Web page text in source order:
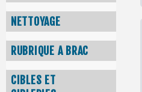
NETTOYAGE
RUBRIQUE A BRAC
CIBLES ET